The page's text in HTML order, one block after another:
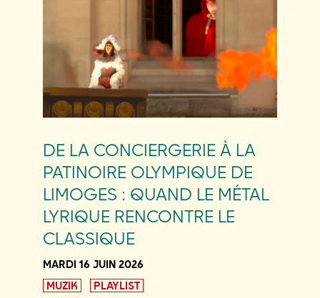
DE LA CONCIERGERIE À LA
PATINOIRE OLYMPIQUE DE
LIMOGES : QUAND LE MÉTAL
LYRIQUE RENCONTRE LE
CLASSIQUE
MARDI 16 JUIN 2026
MUZIK
PLAYLIST